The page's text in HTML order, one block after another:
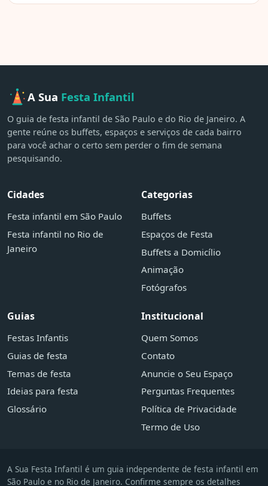
A Sua Festa Infantil
O guia de festa infantil de São Paulo e do Rio de Janeiro. A
gente reúne os buffets, espaços e serviços de cada bairro
para você achar o certo sem perder o fim de semana
pesquisando.
Cidades
Festa infantil em São Paulo
Festa infantil no Rio de
Janeiro
Categorias
Buffets
Espaços de Festa
Buffets a Domicílio
Animação
Fotógrafos
Guias
Festas Infantis
Guias de festa
Temas de festa
Ideias para festa
Glossário
Institucional
Quem Somos
Contato
Anuncie o Seu Espaço
Perguntas Frequentes
Política de Privacidade
Termo de Uso
A Sua Festa Infantil é um guia independente de festa infantil em
São Paulo e no Rio de Janeiro. Confirme sempre os detalhes